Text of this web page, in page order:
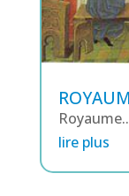
lire plus